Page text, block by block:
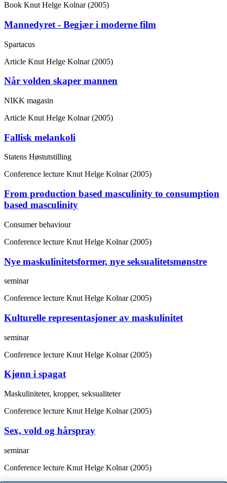
Book Knut Helge Kolnar (2005)
Mannedyret - Begjær i moderne film
Spartacus
Article Knut Helge Kolnar (2005)
Når volden skaper mannen
NIKK magasin
Article Knut Helge Kolnar (2005)
Fallisk melankoli
Statens Høstutstilling
Conference lecture Knut Helge Kolnar (2005)
From production based masculinity to consumption
based masculinity
Consumer behaviour
Conference lecture Knut Helge Kolnar (2005)
Nye maskulinitetsformer, nye seksualitetsmønstre
seminar
Conference lecture Knut Helge Kolnar (2005)
Kulturelle representasjoner av maskulinitet
seminar
Conference lecture Knut Helge Kolnar (2005)
Kjønn i spagat
Maskuliniteter, kropper, seksualiteter
Conference lecture Knut Helge Kolnar (2005)
Sex, vold og hårspray
seminar
Conference lecture Knut Helge Kolnar (2005)